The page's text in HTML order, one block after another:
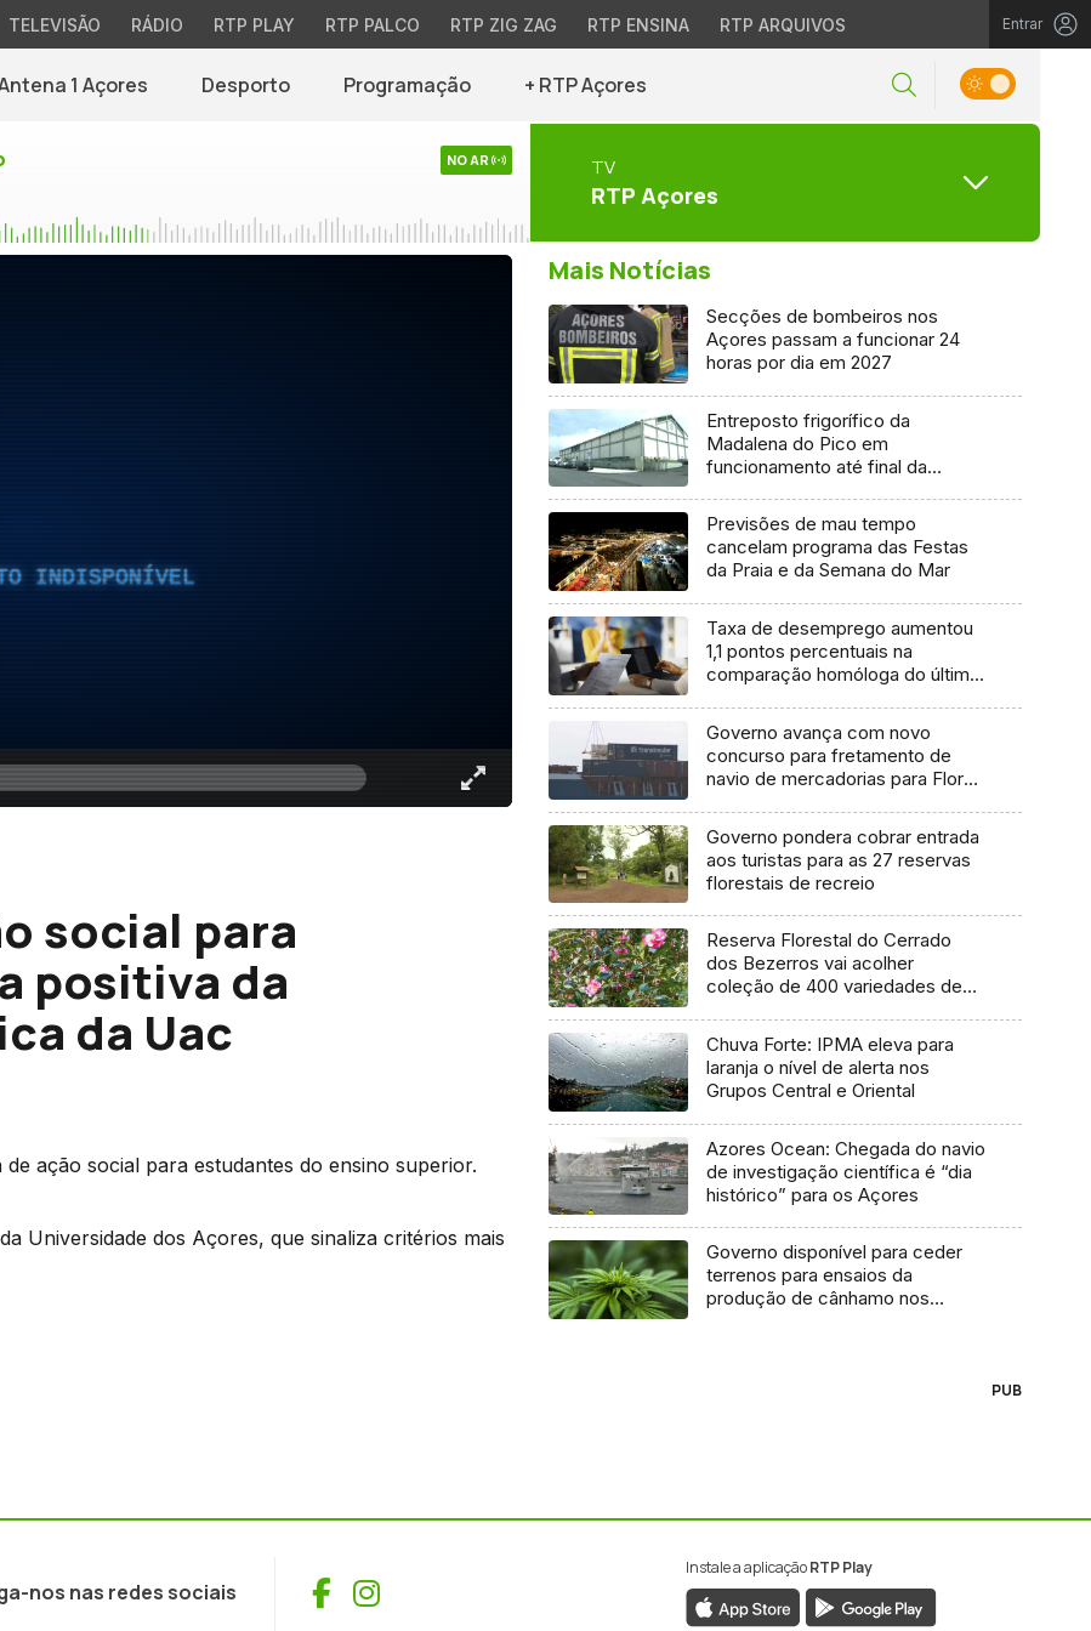
TELEVISÃO RÁDIO RTP PLAY RTP PALCO RTP ZIG ZAG RTP ENSINA RTP ARQUIVOS Entrar
1 Açores Desporto Programação + RTP Açores
NO AR TV
RTP Açores
INDISPONÍVEL
social para
positiva da
da Uac
ação social para estudantes do ensino superior.
Universidade dos Açores, que sinaliza critérios mais
Mais Notícias
Secções de bombeiros nos
Açores passam a funcionar 24
horas por dia em 2027
Entreposto frigorífico da
Madalena do Pico em
funcionamento até final da
Previsões de mau tempo
cancelam programa das Festas
da Praia e da Semana do Mar
Taxa de desemprego aumentou
1,1 pontos percentuais na
comparação homóloga do último
Governo avança com novo
concurso para fretamento de
navio de mercadorias para Flores
Governo pondera cobrar entrada
aos turistas para as 27 reservas
florestais de recreio
Reserva Florestal do Cerrado
dos Bezerros vai acolher
coleção de 400 variedades de
Chuva Forte: IPMA eleva para
laranja o nível de alerta nos
Grupos Central e Oriental
Azores Ocean: Chegada do navio
de investigação científica é “dia
histórico” para os Açores
Governo disponível para ceder
terrenos para ensaios da
produção de cânhamo nos
PUB
nos nas redes sociais Facebook
Instagram
Instale a aplicaçãoRTP Play